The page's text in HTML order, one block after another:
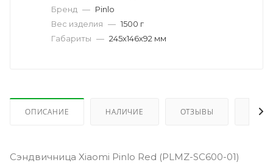
Бренд — Pinlo
Вес изделия — 1500 г
Габариты — 245х146х92 мм
ОПИСАНИЕ НАЛИЧИЕ ОТЗЫВЫ КАК
Cэндвичница Xiaomi Pinlo Red (PLMZ-SC600-01)